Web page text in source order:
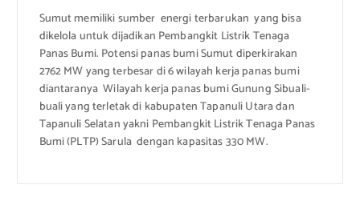
Sumut memiliki sumber energi terbarukan yang bisa
dikelola untuk dijadikan Pembangkit Listrik Tenaga
Panas Bumi. Potensi panas bumi Sumut diperkirakan
2762 MW yang terbesar di 6 wilayah kerja panas bumi
diantaranya Wilayah kerja panas bumi Gunung Sibuali-
buali yang terletak di kabupaten Tapanuli Utara dan
Tapanuli Selatan yakni Pembangkit Listrik Tenaga Panas
Bumi (PLTP) Sarula dengan kapasitas 330 MW.